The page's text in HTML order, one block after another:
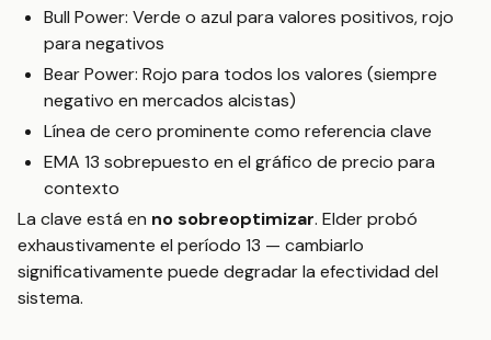
Bull Power: Verde o azul para valores positivos, rojo
para negativos
Bear Power: Rojo para todos los valores (siempre
negativo en mercados alcistas)
Línea de cero prominente como referencia clave
EMA 13 sobrepuesto en el gráfico de precio para
contexto
La clave está en no sobreoptimizar. Elder probó
exhaustivamente el período 13 — cambiarlo
significativamente puede degradar la efectividad del
sistema.